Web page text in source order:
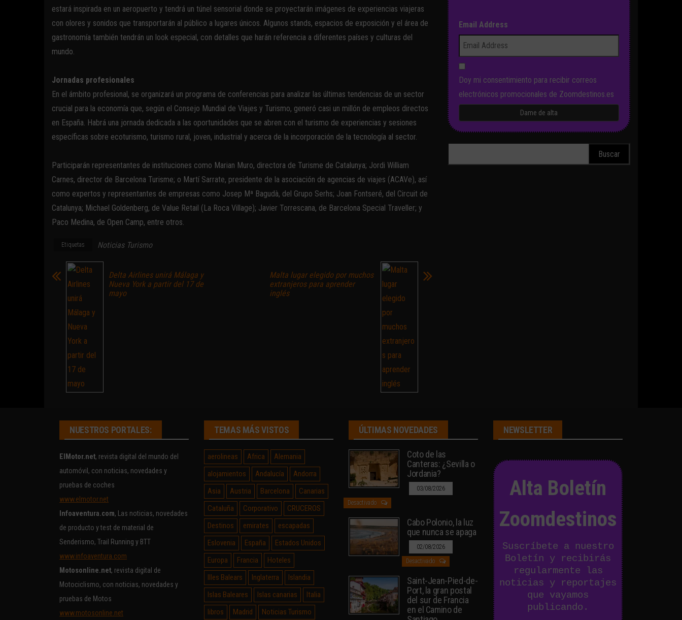
estará inspirada en un aeropuerto y tendrá un túnel sensorial donde se proyectarán imágenes de experiencias viajeras
con olores y sonidos que transportarán al público a lugares únicos. Algunos stands, espacios de exposición y el área de
gastronomía también tendrán un look especial, con detalles que harán referencia a diferentes países y culturas del
mundo.
Jornadas profesionales
En el ámbito profesional, se organizará un programa de conferencias para analizar las últimas tendencias de un sector
crucial para la economía que, según el Consejo Mundial de Viajes y Turismo, generó casi un millón de empleos directos
en España. Habrá una jornada dedicada a las oportunidades que se abren con el turismo de experiencias y sesiones
específicas sobre ecoturismo, turismo rural, joven, industrial y acerca de la incorporación de la tecnología al sector.
Participarán representantes de instituciones como Marian Muro, directora de Turisme de Catalunya; Jordi William
Carnes, director de Barcelona Turisme; o Martí Sarrate, presidente de la asociación de agencias de viajes (ACAVe), así
como expertos y representantes de empresas como Josep Mª Bagudà, del Grupo Serhs; Joan Fontseré, del Circuit de
Catalunya; Michael Goldenberg, de Value Retail (La Roca Village); Javier Torrescana, de Barcelona Special Traveller; y
Paco Medina, de Open Camp, entre otros.
Etiquetas Noticias Turismo
Delta Airlines unirá Málaga y
Nueva York a partir del 17 de
mayo
Malta lugar elegido por muchos
extranjeros para aprender
inglés
Email Address
Doy mi consentimiento para recibir correos
electrónicos promocionales de Zoomdestinos.es
NUESTROS PORTALES:
ElMotor.net, revista digital del mundo del
automóvil, con noticias, novedades y
pruebas de coches
www.elmotor.net
Infoaventura.com, Las noticias, novedades
de producto y test de material de
Senderismo, Trail Running y BTT
www.infoaventura.com
Motosonline.net, revista digital de
Motociclismo, con noticias, novedades y
pruebas de Motos
www.motosonline.net
TEMAS MÁS VISTOS
aerolineas Africa
Alemania
alojamientos
Andalucía
Andorra
Asia
Austria Barcelona
Canarias
Cataluña
Corporativo
CRUCEROS
Destinos
emirates
escapadas
Eslovenia
España
Estados Unidos
Europa
Francia
Hoteles
Illes Balears
Inglaterra
Islandia
Islas Baleares
Islas canarias
Italia
libros
Madrid Noticias Turismo
ÚLTIMAS NOVEDADES
Coto de las
Canteras: ¿Sevilla o
Jordania?
03/08/2026
Desactivado
Cabo Polonio, la luz
que nunca se apaga
02/08/2026
Desactivado
Saint-Jean-Pied-de-
Port, la gran postal
del sur de Francia
en el Camino de
NEWSLETTER
Alta Boletín
Zoomdestinos
Suscríbete a nuestro
Boletín y recibirás
regularmente las
noticias y reportajes
que vayamos
publicando.